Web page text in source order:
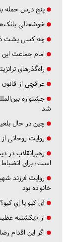
پنج درس‌ حمله
خوشحالی بانک‌ها
چه کسی پشت
امام جماعت این مسجد در ۳ سال،
راه‌گذرهای
عراقچی از
جشنواره
شد
چین در حال
روایت روحانی
رهبرانقلاب
است؛ برای انضباط
روایت فرزند
خانواده بود
آي كيو يا اِي
از «یکشنبه
اگر این اقدام